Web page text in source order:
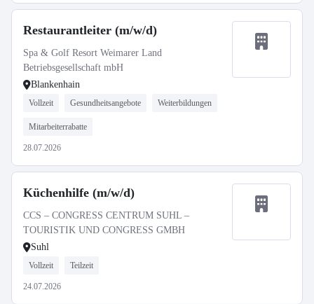
Restaurantleiter (m/w/d)
Spa & Golf Resort Weimarer Land
Betriebsgesellschaft mbH
Blankenhain
Vollzeit Gesundheitsangebote Weiterbildungen
Mitarbeiterrabatte
28.07.2026
Küchenhilfe (m/w/d)
CCS – CONGRESS CENTRUM SUHL –
TOURISTIK UND CONGRESS GMBH
Suhl
Vollzeit Teilzeit
24.07.2026